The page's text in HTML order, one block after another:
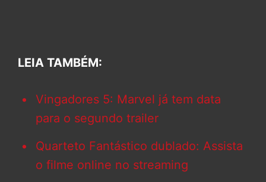
LEIA TAMBÉM:
Vingadores 5: Marvel já tem data
para o segundo trailer
Quarteto Fantástico dublado: Assista
o filme online no streaming